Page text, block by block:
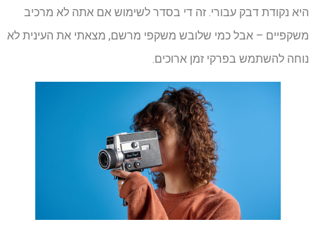
היא נקודת דבק עבורי. זה די בסדר לשימוש אם אתה לא מרכיב
משקפיים – אבל כמי שלובש משקפי מרשם, מצאתי את העינית לא
נוחה להשתמש בפרקי זמן ארוכים.